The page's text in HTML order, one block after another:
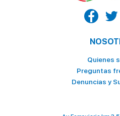
Quienes
Preguntas
Denuncias y